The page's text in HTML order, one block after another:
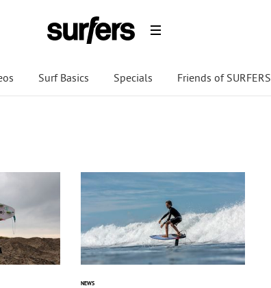
Surf Basics Specials Friends of SURFERS
NEWS